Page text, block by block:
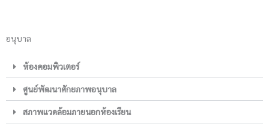
อนุบาล
ห้องคอมพิวเตอร์
ศูนย์พัฒนาศักยภาพอนุบาล
สภาพแวดล้อมภายนอกห้องเรียน